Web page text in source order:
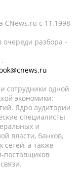
CNews.ru c 11.1998
разбора -
сотрудники одной
экономики:
Ядро аудитории
специалисты
и
власти, банков,
а также
поставщиков